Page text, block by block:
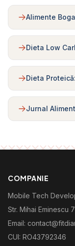
Alimente
Dieta Low
Dieta
Jurnal
COMPANIE
Mobile Tech
Str. Mihai Eminescu
Email:
CUI: RO43792346